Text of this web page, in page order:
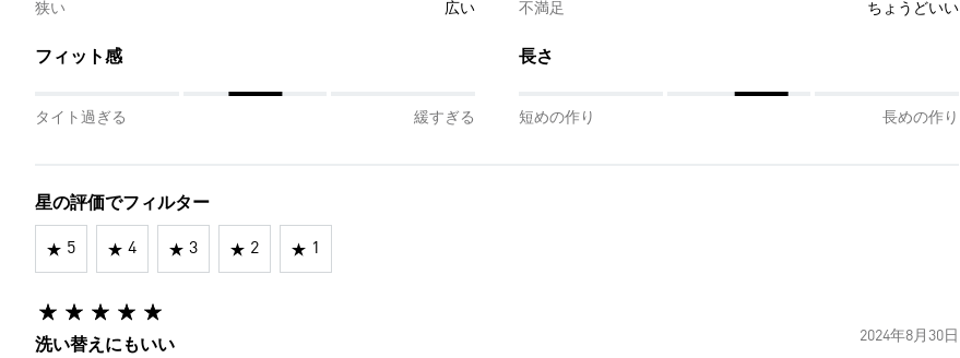
狭い 広い 不満足 ちょうどいい
フィット感
タイト過ぎる 緩すぎる
長さ
短めの作り 長めの作り
星の評価でフィルター
5 4 3 2 1
2024年8月30日
洗い替えにもいい